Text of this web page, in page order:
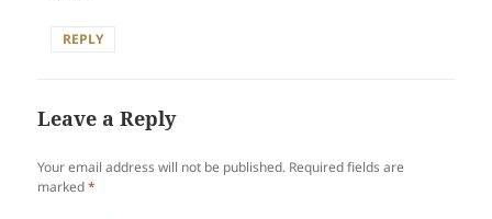
REPLY
Leave a Reply
Your email address will not be published. Required fields are
marked*